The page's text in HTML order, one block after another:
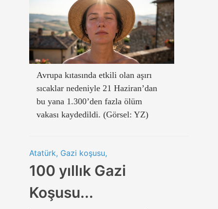
Avrupa kıtasında etkili olan aşırı
sıcaklar nedeniyle 21 Haziran’dan
bu yana 1.300’den fazla ölüm
vakası kaydedildi. (Görsel: YZ)
Atatürk, Gazi koşusu,
100 yıllık Gazi
Koşusu...